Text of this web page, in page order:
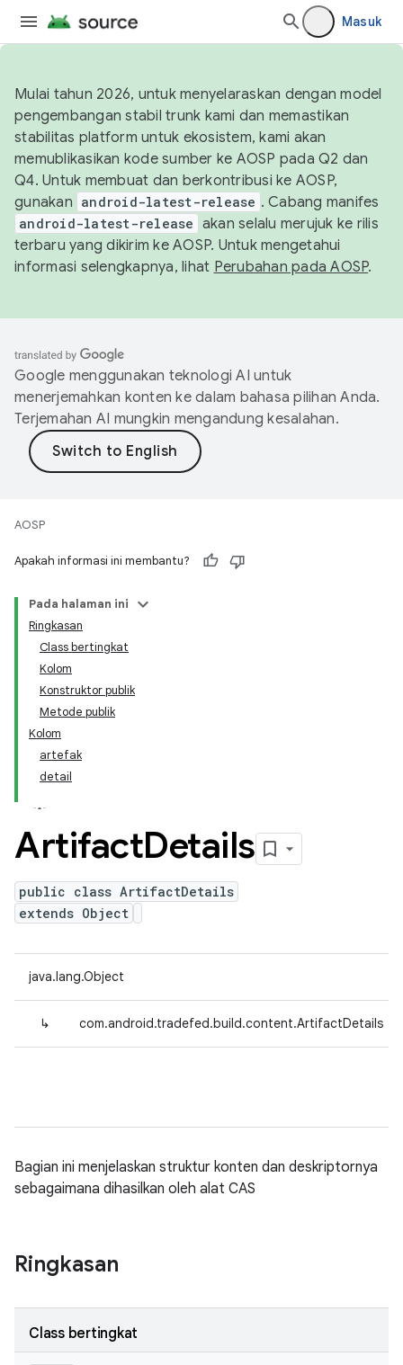
Masuk
Mulai tahun 2026, untuk menyelaraskan dengan model
pengembangan stabil trunk kami dan memastikan
stabilitas platform untuk ekosistem, kami akan
memublikasikan kode sumber ke AOSP pada Q2 dan
Q4. Untuk membuat dan berkontribusi ke AOSP,
gunakan android-latest-release . Cabang manifes
android-latest-release akan selalu merujuk ke rilis
terbaru yang dikirim ke AOSP. Untuk mengetahui
informasi selengkapnya, lihat Perubahan pada AOSP.
Google menggunakan teknologi AI untuk
menerjemahkan konten ke dalam bahasa pilihan Anda.
Terjemahan AI mungkin mengandung kesalahan.
AOSP
Apakah informasi ini membantu?
Pada halaman ini
Ringkasan
Class bertingkat
Kolom
Konstruktor publik
Metode publik
Kolom
artefak
detail
ArtifactDetails
public class ArtifactDetails
extends Object
java.lang.Object
↳ com.android.tradefed.build.content.ArtifactDetails
Bagian ini menjelaskan struktur konten dan deskriptornya
sebagaimana dihasilkan oleh alat CAS
Ringkasan
Class bertingkat